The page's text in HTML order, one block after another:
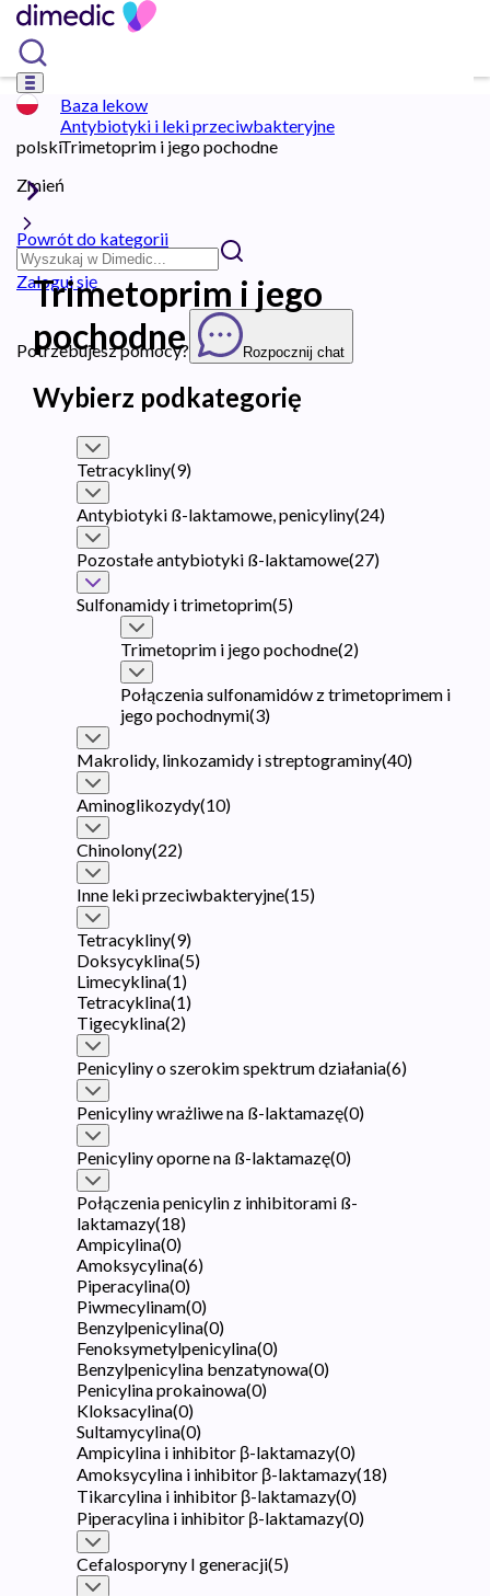
polski
Zmień
Zaloguj się
Potrzebujesz pomocy? Rozpocznij chat
Baza lekow
Antybiotyki i leki przeciwbakteryjne
Trimetoprim i jego pochodne
Powrót do kategorii
Trimetoprim i jego
pochodne
Wybierz podkategorię
Tetracykliny(9)
Antybiotyki ß-laktamowe, penicyliny(24)
Pozostałe antybiotyki ß-laktamowe(27)
Sulfonamidy i trimetoprim(5)
Trimetoprim i jego pochodne(2)
Połączenia sulfonamidów z trimetoprimem i
jego pochodnymi(3)
Makrolidy, linkozamidy i streptograminy(40)
Aminoglikozydy(10)
Chinolony(22)
Inne leki przeciwbakteryjne(15)
Tetracykliny(9)
Doksycyklina(5)
Limecyklina(1)
Tetracyklina(1)
Tigecyklina(2)
Penicyliny o szerokim spektrum działania(6)
Penicyliny wrażliwe na ß-laktamazę(0)
Penicyliny oporne na ß-laktamazę(0)
Połączenia penicylin z inhibitorami ß-
laktamazy(18)
Ampicylina(0)
Amoksycylina(6)
Piperacylina(0)
Piwmecylinam(0)
Benzylpenicylina(0)
Fenoksymetylpenicylina(0)
Benzylpenicylina benzatynowa(0)
Penicylina prokainowa(0)
Kloksacylina(0)
Sultamycylina(0)
Ampicylina i inhibitor β-laktamazy(0)
Amoksycylina i inhibitor β-laktamazy(18)
Tikarcylina i inhibitor β-laktamazy(0)
Piperacylina i inhibitor β-laktamazy(0)
Cefalosporyny I generacji(5)